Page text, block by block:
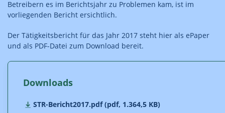
Betreibern es im Berichtsjahr zu Problemen kam, ist im
vorliegenden Bericht ersichtlich.
Der Tätigkeitsbericht für das Jahr 2017 steht hier als ePaper
und als PDF-Datei zum Download bereit.
Downloads
STR-Bericht2017.pdf (pdf, 1.364,5 KB)